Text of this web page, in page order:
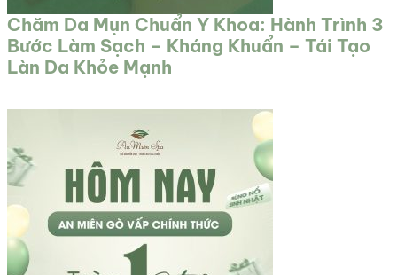
Chăm Da Mụn Chuẩn Y Khoa: Hành Trình 3
Bước Làm Sạch – Kháng Khuẩn – Tái Tạo
Làn Da Khỏe Mạnh